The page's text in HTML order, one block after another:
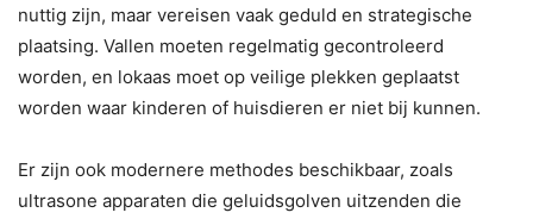
nuttig zijn, maar vereisen vaak geduld en strategische
plaatsing. Vallen moeten regelmatig gecontroleerd
worden, en lokaas moet op veilige plekken geplaatst
worden waar kinderen of huisdieren er niet bij kunnen.
Er zijn ook modernere methodes beschikbaar, zoals
ultrasone apparaten die geluidsgolven uitzenden die